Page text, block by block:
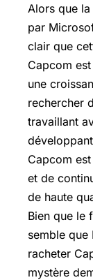
Alors que
par
clair que
Capcom
une
rechercher
travaillant
Capcom
et de
de haute
Bien que le
semble
racheter
mystère